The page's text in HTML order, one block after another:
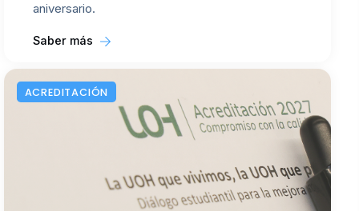
aniversario.
Saber más
ACREDITACIÓN